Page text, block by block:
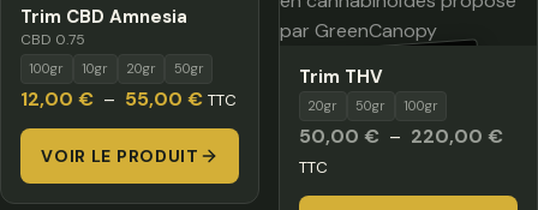
Trim CBD Amnesia
CBD 0.75
100gr 10gr 20gr 50gr
12,00 € – 55,00 €Plage
de
prix :
12,00 €
TTC
VOIR LE PRODUIT
HORS STOCK
Trim THV
20gr 50gr 100gr
50,00 € – 220,00 €
prix
TTC